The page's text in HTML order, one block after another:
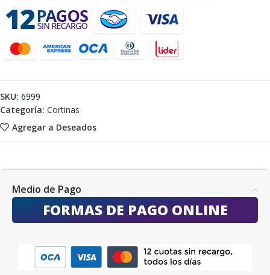
Agregar a Deseados
SKU: 6999
Categoría: Cortinas
Medio de Pago
FORMAS DE PAGO ONLINE